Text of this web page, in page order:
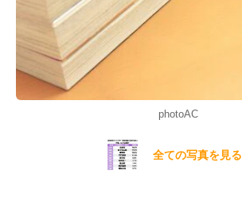
photoAC
全ての写真を見る